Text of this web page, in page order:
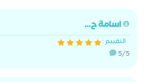
اسامة ح...
التقييم :
5/5